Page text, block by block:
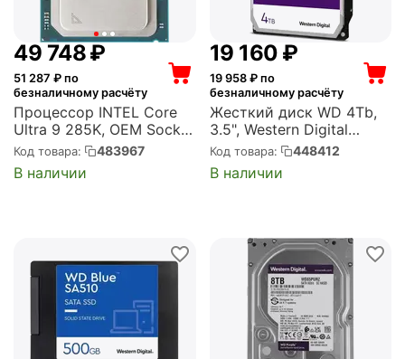
49 748₽
51 287 ₽ по
безналичному расчёту
Процессор INTEL Core
Ultra 9 285K, OEM Socket
1851, 24-ядерный,
3.7GHz, Turbo: 5.7GHz,
Arrow Lake-S, Graphics,
Код товара: 483967
В наличии
19 160 ₽
19 958₽ по
безналичному расчёту
Жесткий диск WD 4Tb,
3.5", Western Digital
Purple SATA-III, 5400 об/
мин, кэш 256Mb
(WD43PURZ)
Код товара: 448412
В наличии